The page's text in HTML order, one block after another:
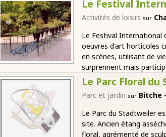
Le Festival
Activités de loisirs sur
Le Festival International
oeuvres d'art horticoles
en scènes, utilisant de
surprennent mais
Le Parc Floral
Parc et jardin sur Bitche -
Le Parc du Stadtweiler
site. Ancien étang
floral, agrémenté de